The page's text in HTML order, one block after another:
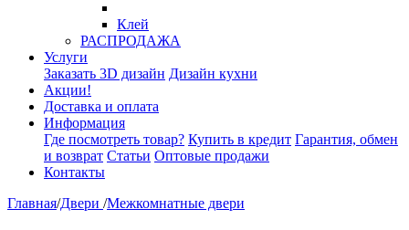
Клей
РАСПРОДАЖА
Услуги
Заказать 3D дизайн Дизайн кухни
Акции!
Доставка и оплата
Информация
Где посмотреть товар? Купить в кредит Гарантия, обмен
и возврат Статьи Оптовые продажи
Контакты
Главная/Двери /Межкомнатные двери